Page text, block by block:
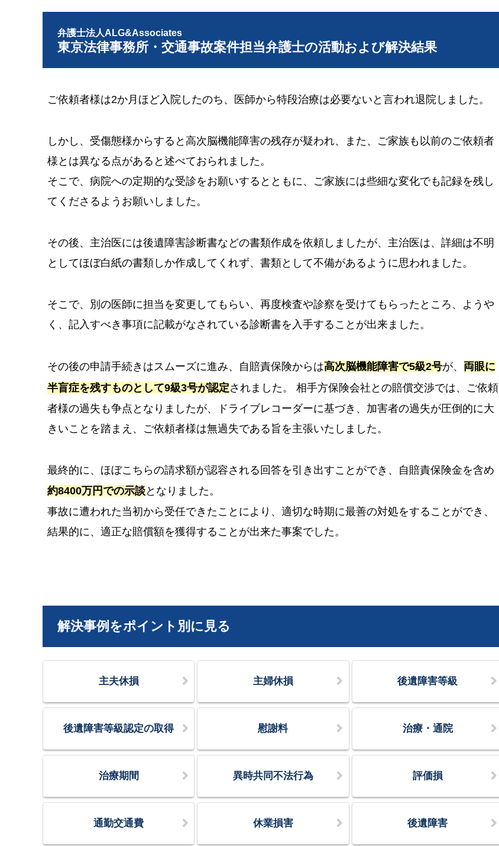
弁護士法人ALG&Associates
東京法律事務所・交通事故案件担当弁護士の活動および解決結果
ご依頼者様は2か月ほど入院したのち、医師から特段治療は必要ないと言われ退院しました。
しかし、受傷態様からすると高次脳機能障害の残存が疑われ、また、ご家族も以前のご依頼者
様とは異なる点があると述べておられました。
そこで、病院への定期的な受診をお願いするとともに、ご家族には些細な変化でも記録を残し
てくださるようお願いしました。
その後、主治医には後遺障害診断書などの書類作成を依頼しましたが、主治医は、詳細は不明
としてほぼ白紙の書類しか作成してくれず、書類として不備があるように思われました。
そこで、別の医師に担当を変更してもらい、再度検査や診察を受けてもらったところ、ようや
く、記入すべき事項に記載がなされている診断書を入手することが出来ました。
その後の申請手続きはスムーズに進み、自賠責保険からは高次脳機能障害で5級2号が、 両眼に
半盲症を残すものとして9級3号が認定されました。 相手方保険会社との賠償交渉では、ご依頼
者様の過失も争点となりましたが、ドライブレコーダーに基づき、加害者の過失が圧倒的に大
きいことを踏まえ、ご依頼者様は無過失である旨を主張いたしました。
最終的に、ほぼこちらの請求額が認容される回答を引き出すことができ、自賠責保険金を含め
約8400万円での示談となりました。
事故に遭われた当初から受任できたことにより、適切な時期に最善の対処をすることができ、
結果的に、適正な賠償額を獲得することが出来た事案でした。
解決事例をポイント別に見る
主夫休損 主婦休損 後遺障害等級
後遺障害等級認定の取得 慰謝料 治療・通院
治療期間 異時共同不法行為 評価損
通勤交通費 休業損害 後遺障害